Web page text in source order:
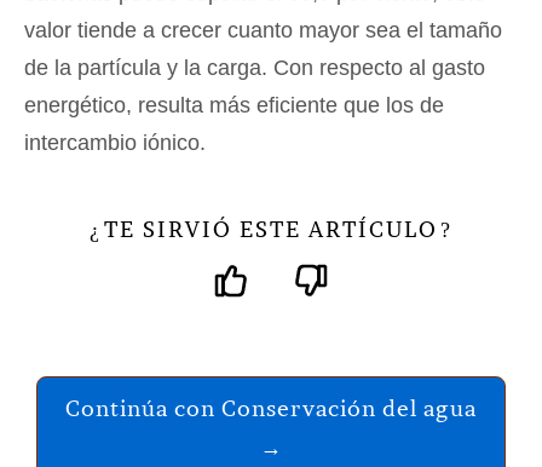
valor tiende a crecer cuanto mayor sea el tamaño
de la partícula y la carga. Con respecto al gasto
energético, resulta más eficiente que los de
intercambio iónico.
¿ TE SIRVIÓ ESTE ARTÍCULO ?
Continúa con Conservación del agua
→